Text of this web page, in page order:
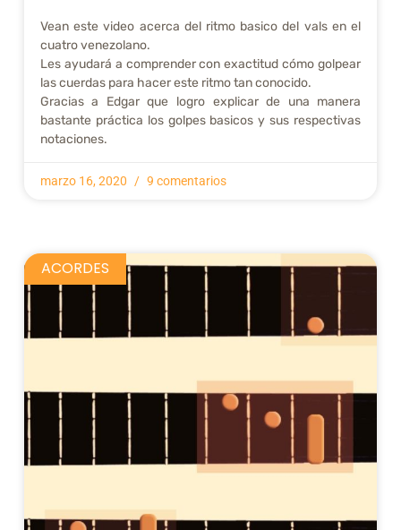
Vean este video acerca del ritmo basico del vals en el
cuatro venezolano.
Les ayudará a comprender con exactitud cómo golpear
las cuerdas para hacer este ritmo tan conocido.
Gracias a Edgar que logro explicar de una manera
bastante práctica los golpes basicos y sus respectivas
notaciones.
marzo 16, 2020 9 comentarios
ACORDES